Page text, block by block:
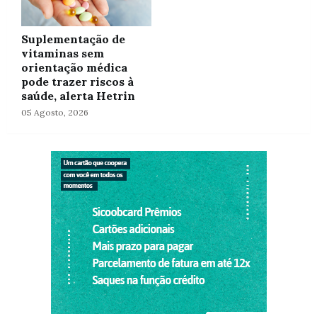
Suplementação de
vitaminas sem
orientação médica
pode trazer riscos à
saúde, alerta Hetrin
05 Agosto, 2026